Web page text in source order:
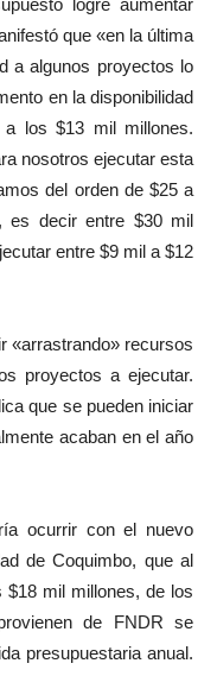
logre aumentar
que «en la última
a algunos proyectos lo
en la disponibilidad
los $13 mil millones.
nosotros ejecutar esta
del orden de $25 a
es decir entre $30 mil
entre $9 mil a $12
«arrastrando» recursos
proyectos a ejecutar.
que se pueden iniciar
acaban en el año
ocurrir con el nuevo
de Coquimbo, que al
mil millones, de los
de FNDR se
presupuestaria anual.